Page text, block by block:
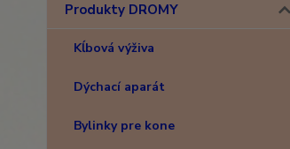
Produkty DROMY
Kĺbová výživa
Dýchací aparát
Bylinky pre kone